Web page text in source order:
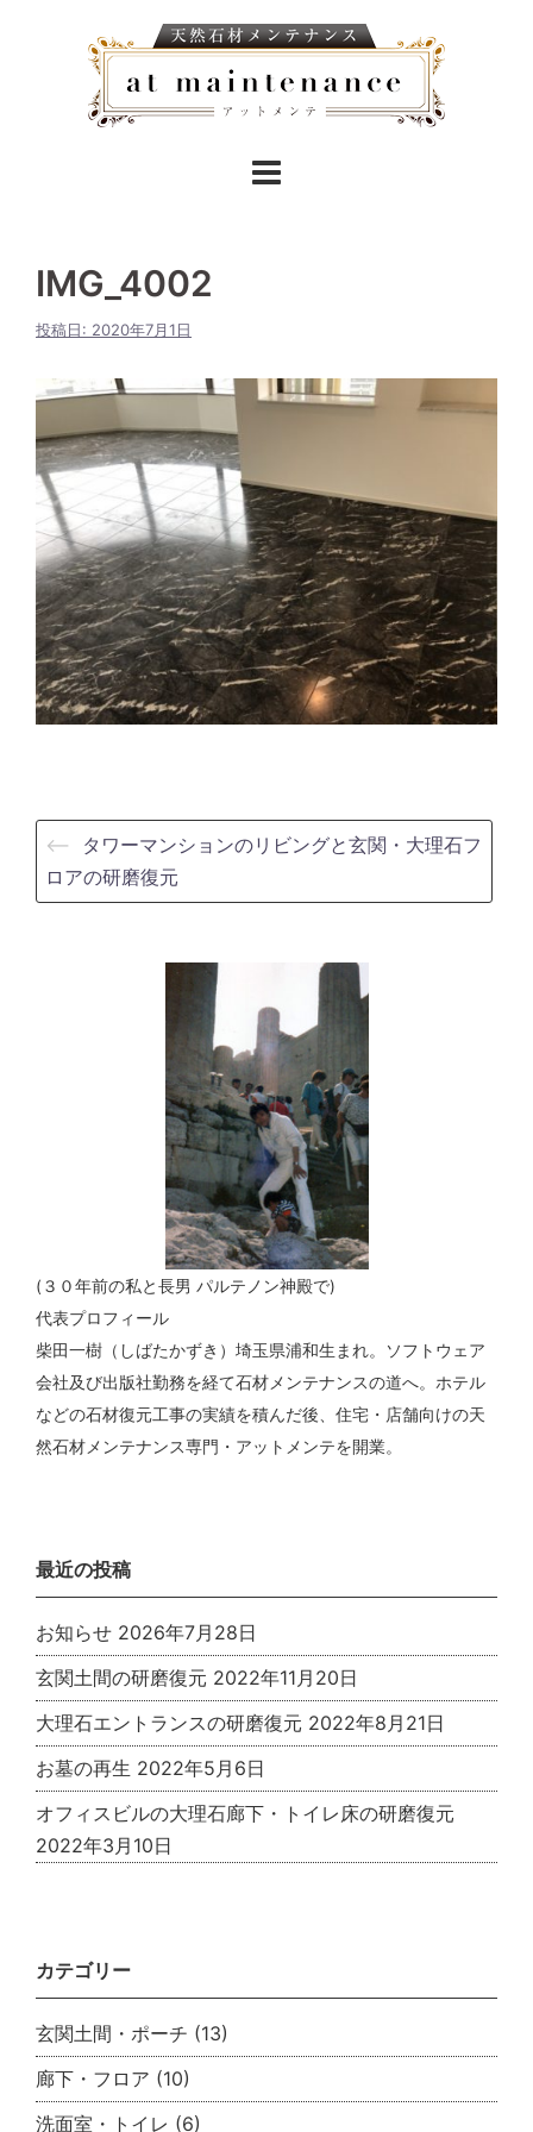
IMG_4002
投稿日: 2020年7月1日
⟵
タワーマンションのリビングと玄関・大理石フ
ロアの研磨復元
(３０年前の私と長男 パルテノン神殿で)
代表プロフィール
柴田一樹（しばたかずき）埼玉県浦和生まれ。ソフトウェア
会社及び出版社勤務を経て石材メンテナンスの道へ。ホテル
などの石材復元工事の実績を積んだ後、住宅・店舗向けの天
然石材メンテナンス専門・アットメンテを開業。
最近の投稿
お知らせ 2026年7月28日
玄関土間の研磨復元 2022年11月20日
大理石エントランスの研磨復元 2022年8月21日
お墓の再生 2022年5月6日
オフィスビルの大理石廊下・トイレ床の研磨復元
2022年3月10日
カテゴリー
玄関土間・ポーチ (13)
廊下・フロア (10)
洗面室・トイレ (6)